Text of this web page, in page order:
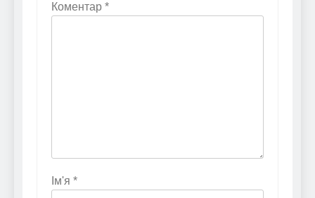
Коментар *
Ім'я *